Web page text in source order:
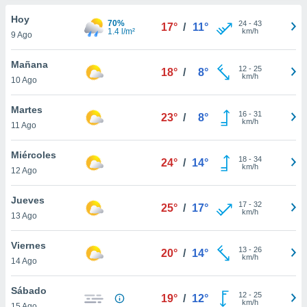
en
y
disponible
cookies
aceptar
Hoy
9 Ago
70%
1.4 l/m²
17° / 11° 24- 43
km/h
Mañana
10 Ago
18° / 8° 12- 25
km/h
Martes
11 Ago
23° / 8° 16- 31
km/h
Miércoles
12 Ago
24° / 14° 18- 34
km/h
Jueves
13 Ago
25° / 17° 17- 32
km/h
Viernes
14 Ago
20° / 14° 13- 26
km/h
Sábado
19° / 12° 12- 25
km/h